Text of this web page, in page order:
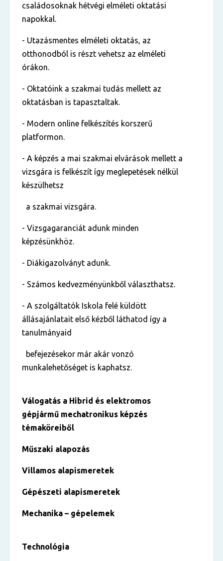
családosoknak hétvégi elméleti oktatási
napokkal.
- Utazásmentes elméleti oktatás, az
otthonodból is részt vehetsz az elméleti
órákon.
- Oktatóink a szakmai tudás mellett az
oktatásban is tapasztaltak.
- Modern online felkészítés korszerű
platformon.
- A képzés a mai szakmai elvárások mellett a
vizsgára is felkészít így meglepetések nélkül
készülhetsz
a szakmai vizsgára.
- Vizsgagaranciát adunk minden
képzésünkhöz.
- Diákigazolványt adunk.
- Számos kedvezményünkből választhatsz.
- A szolgáltatók Iskola felé küldött
állásajánlatait első kézből láthatod így a
tanulmányaid
befejezésekor már akár vonzó
munkalehetőséget is kaphatsz.
Válogatás a Hibrid és elektromos
gépjármű mechatronikus képzés
témaköreiből
Műszaki alapozás
Villamos alapismeretek
Gépészeti alapismeretek
Mechanika – gépelemek
Technológia